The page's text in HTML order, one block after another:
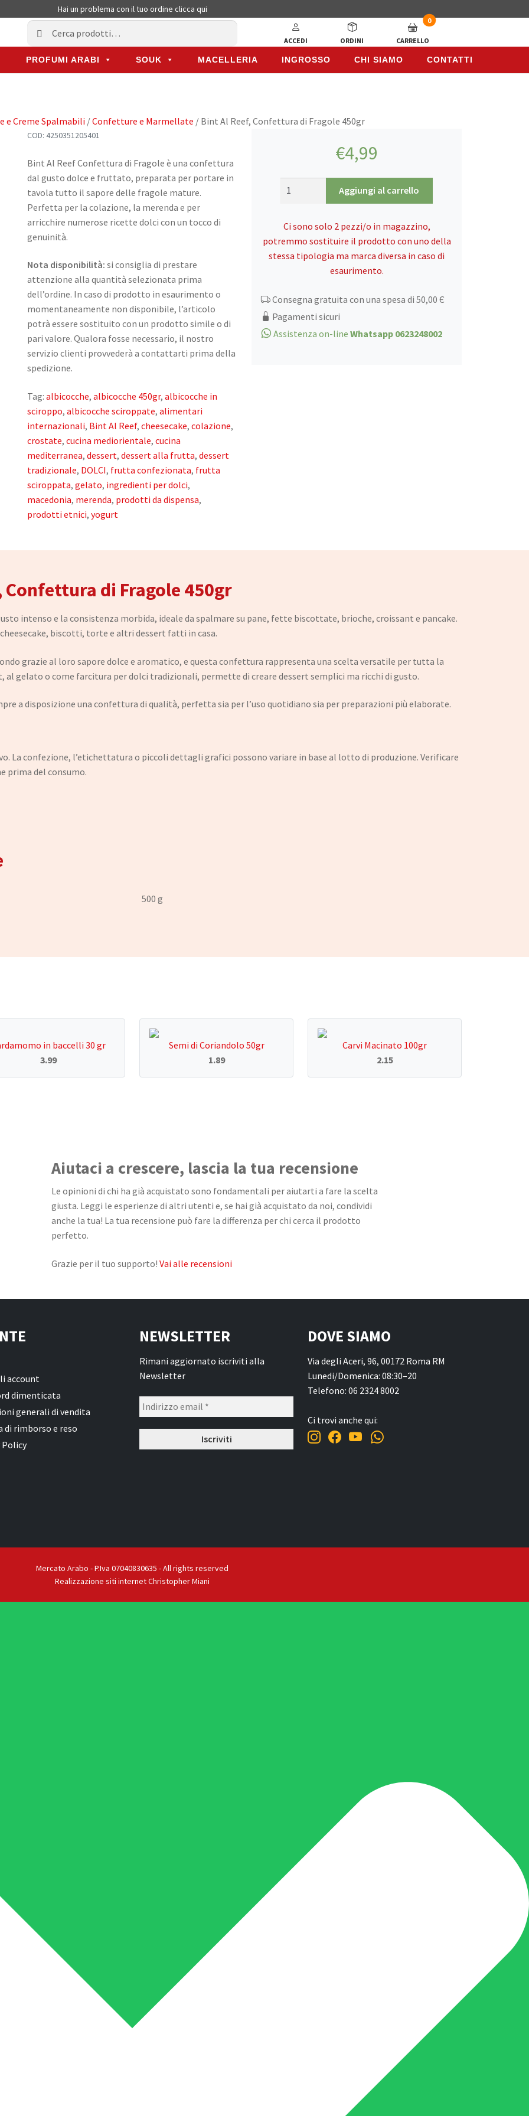
Hai un problema con il tuo ordine clicca qui
ACCEDI ORDINI
0
CARRELLO
PROFUMI ARABI SOUK MACELLERIA INGROSSO CHI SIAMO CONTATTI
e Creme Spalmabili /Confetture e Marmellate / Bint Al Reef, Confettura di Fragole 450gr
€4,99
Confettura
di
Fragole
Aggiungi al carrello
Ci sono solo 2 pezzi/o in magazzino,
potremmo sostituire il prodotto con uno della
stessa tipologia ma marca diversa in caso di
esaurimento.
Consegna gratuita con una spesa di 50,00 Є
Pagamenti sicuri
Assistenza on-line Whatsapp 0623248002
COD: 4250351205401
Bint Al Reef Confettura di Fragole è una confettura
dal gusto dolce e fruttato, preparata per portare in
tavola tutto il sapore delle fragole mature.
Perfetta per la colazione, la merenda e per
arricchire numerose ricette dolci con un tocco di
genuinità.
Nota disponibilità: si consiglia di prestare
attenzione alla quantità selezionata prima
dell’ordine. In caso di prodotto in esaurimento o
momentaneamente non disponibile, l’articolo
potrà essere sostituito con un prodotto simile o di
pari valore. Qualora fosse necessario, il nostro
servizio clienti provvederà a contattarti prima della
spedizione.
Tag: albicocche, albicocche 450gr, albicocche in
sciroppo, albicocche sciroppate, alimentari
internazionali, Bint Al Reef, cheesecake, colazione,
crostate, cucina mediorientale, cucina
mediterranea, dessert, dessert alla frutta, dessert
tradizionale, DOLCI, frutta confezionata, frutta
sciroppata, gelato, ingredienti per dolci,
macedonia, merenda, prodotti da dispensa,
prodotti etnici, yogurt
Confettura di Fragole 450gr
intenso e la consistenza morbida, ideale da spalmare su pane, fette biscottate, brioche, croissant e pancake.
biscotti, torte e altri dessert fatti in casa.
grazie al loro sapore dolce e aromatico, e questa confettura rappresenta una scelta versatile per tutta la
gelato o come farcitura per dolci tradizionali, permette di creare dessert semplici ma ricchi di gusto.
a disposizione una confettura di qualità, perfetta sia per l’uso quotidiano sia per preparazioni più elaborate.
La confezione, l’etichettatura o piccoli dettagli grafici possono variare in base al lotto di produzione. Verificare
prima del consumo.
500 g
in baccelli 30 gr
3.99
Semi di Coriandolo 50gr
1.89
Carvi Macinato 100gr
2.15
Aiutaci a crescere, lascia la tua recensione
Le opinioni di chi ha già acquistato sono fondamentali per aiutarti a fare la scelta
giusta. Leggi le esperienze di altri utenti e, se hai già acquistato da noi, condividi
anche la tua! La tua recensione può fare la differenza per chi cerca il prodotto
perfetto.
Grazie per il tuo supporto! Vai alle recensioni
account
dimenticata
generali di vendita
di rimborso e reso
Policy
NEWSLETTER
Rimani aggiornato iscriviti alla
Newsletter
DOVE SIAMO
Via degli Aceri, 96, 00172 Roma RM
Lunedi/Domenica: 08:30–20
Telefono: 06 2324 8002
Ci trovi anche qui:
Mercato Arabo - P.Iva 07040830635 - All rights reserved
Realizzazione siti internet Christopher Miani